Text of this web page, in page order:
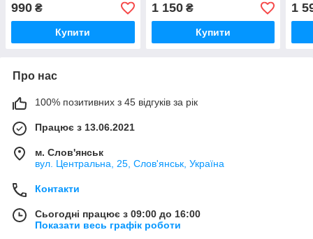
990 ₴
Купити
1 150₴
Купити
1
Про нас
100% позитивних з 45 відгуків за рік
Працює з 13.06.2021
м. Слов'янськ
вул. Центральна, 25, Слов'янськ, Україна
Контакти
Сьогодні працює з 09:00 до 16:00
Показати весь графік роботи